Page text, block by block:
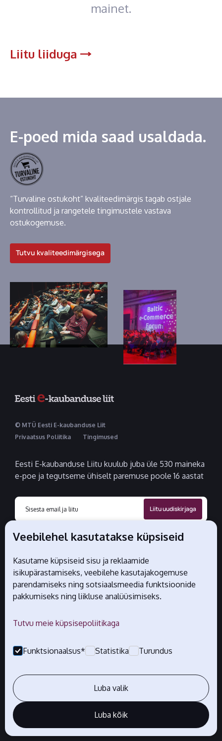
mainet.
Liitu liiduga
E-poed mida saad usaldada.
“Turvaline ostukoht” kvaliteedimärgis tagab ostjale
kontrollitud ja rangetele tingimustele vastava
ostukogemuse.
Tutvu kvaliteedimärgisega
© MTÜ Eesti E-kaubanduse Liit
Privaatsus Poliitika
Tingimused
Eesti E-kaubanduse Liitu kuulub juba üle 530 maineka
e-poe ja tegutseme ühiselt paremuse poole 16 aastat
Liidust
Kes me oleme
Liidu liikmed
Statistika
E-smaspäev
Videokursus
Üritused
Usaldusmärgis
Märgisest
Taotlemine
Muud
Veebilehel kasutatakse küpsiseid
Kasutame küpsiseid sisu ja reklaamide
isikupärastamiseks, veebilehe kasutajakogemuse
parendamiseks ning sotsiaalsmeedia funktsioonide
pakkumiseks ning liikluse analüüsimiseks.
Tutvu meie küpsisepoliitikaga
Funktsionaalsus* Statistika Turundus
Luba valik
Luba kõik